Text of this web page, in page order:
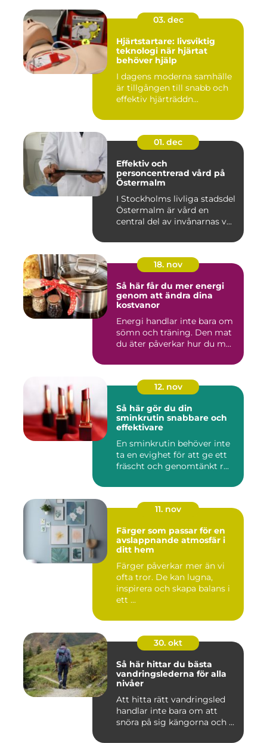
03. dec
Hjärtstartare: livsviktig
teknologi när hjärtat
behöver hjälp
I dagens moderna samhälle
är tillgången till snabb och
effektiv hjärträddn...
01. dec
Effektiv och
personcentrerad vård på
Östermalm
I Stockholms livliga stadsdel
Östermalm är vård en
central del av invånarnas v...
18. nov
Så här får du mer energi
genom att ändra dina
kostvanor
Energi handlar inte bara om
sömn och träning. Den mat
du äter påverkar hur du m...
12. nov
Så här gör du din
sminkrutin snabbare och
effektivare
En sminkrutin behöver inte
ta en evighet för att ge ett
fräscht och genomtänkt r...
11. nov
Färger som passar för en
avslappnande atmosfär i
ditt hem
Färger påverkar mer än vi
ofta tror. De kan lugna,
inspirera och skapa balans i
ett ...
30. okt
Så här hittar du bästa
vandringslederna för alla
nivåer
Att hitta rätt vandringsled
handlar inte bara om att
snöra på sig kängorna och ...